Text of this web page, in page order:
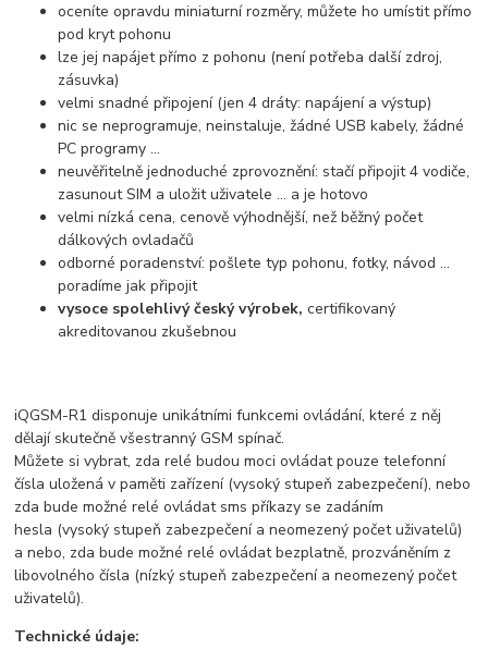
oceníte opravdu miniaturní rozměry, můžete ho umístit přímo
pod kryt pohonu
lze jej napájet přímo z pohonu (není potřeba další zdroj,
zásuvka)
velmi snadné připojení (jen 4 dráty: napájení a výstup)
nic se neprogramuje, neinstaluje, žádné USB kabely, žádné
PC programy ...
neuvěřitelně jednoduché zprovoznění: stačí připojit 4 vodiče,
zasunout SIM a uložit uživatele ... a je hotovo
velmi nízká cena, cenově výhodnější, než běžný počet
dálkových ovladačů
odborné poradenství: pošlete typ pohonu, fotky, návod ...
poradíme jak připojit
vysoce spolehlivý český výrobek, certifikovaný
akreditovanou zkušebnou
iQGSM-R1 disponuje unikátními funkcemi ovládání, které z něj
dělají skutečně všestranný GSM spínač.
Můžete si vybrat, zda relé budou moci ovládat pouze telefonní
čísla uložená v paměti zařízení (vysoký stupeň zabezpečení), nebo
zda bude možné relé ovládat sms příkazy se zadáním
hesla (vysoký stupeň zabezpečení a neomezený počet uživatelů)
a nebo, zda bude možné relé ovládat bezplatně, prozváněním z
libovolného čísla (nízký stupeň zabezpečení a neomezený počet
uživatelů).
Technické údaje: